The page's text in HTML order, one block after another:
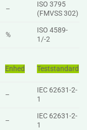
–
ISO 3795
(FMVSS 302)
%
ISO 4589-
1/-2
Enhed Teststandard
–
IEC 62631-2-
1
–
IEC 62631-2-
1